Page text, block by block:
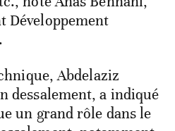
Développement
Abdelaziz
dessalement, a indiqué
un grand rôle dans le